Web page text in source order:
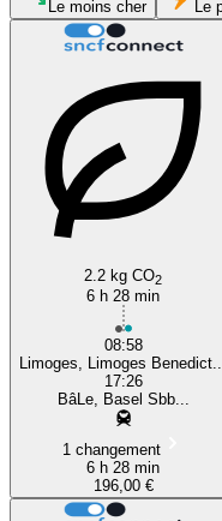
Limoges
Le moins cher Le
2.2 kg CO2
6 h 28 min
08:58
Limoges, Limoges Benedict...
17:26
BâLe, Basel Sbb...
1 changement
6 h 28 min
196,00 €